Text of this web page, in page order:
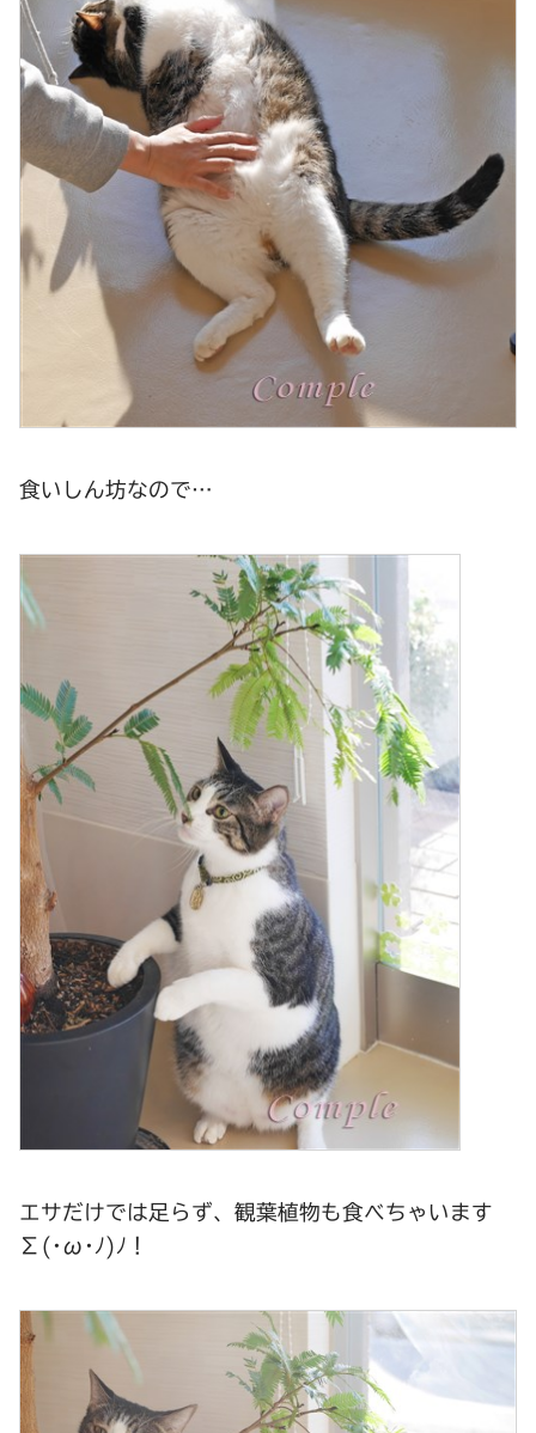
食いしん坊なので…
エサだけでは足らず、観葉植物も食べちゃいます
Σ(･ω･ﾉ)ﾉ！